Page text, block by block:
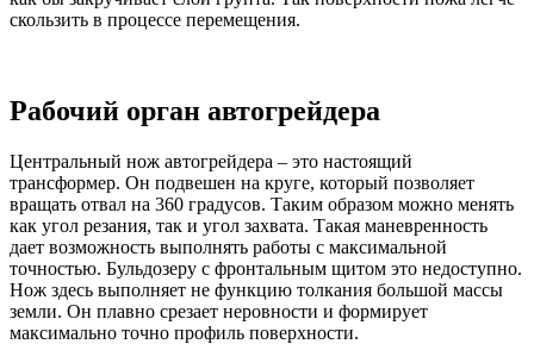
скользить в процессе перемещения.
Рабочий орган автогрейдера
Центральный нож автогрейдера – это настоящий
трансформер. Он подвешен на круге, который позволяет
вращать отвал на 360 градусов. Таким образом можно менять
как угол резания, так и угол захвата. Такая маневренность
дает возможность выполнять работы с максимальной
точностью. Бульдозеру с фронтальным щитом это недоступно.
Нож здесь выполняет не функцию толкания большой массы
земли. Он плавно срезает неровности и формирует
максимально точно профиль поверхности.